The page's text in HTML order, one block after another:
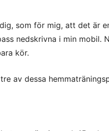
som för mig, att det är
nedskrivna i min
kör.
av dessa